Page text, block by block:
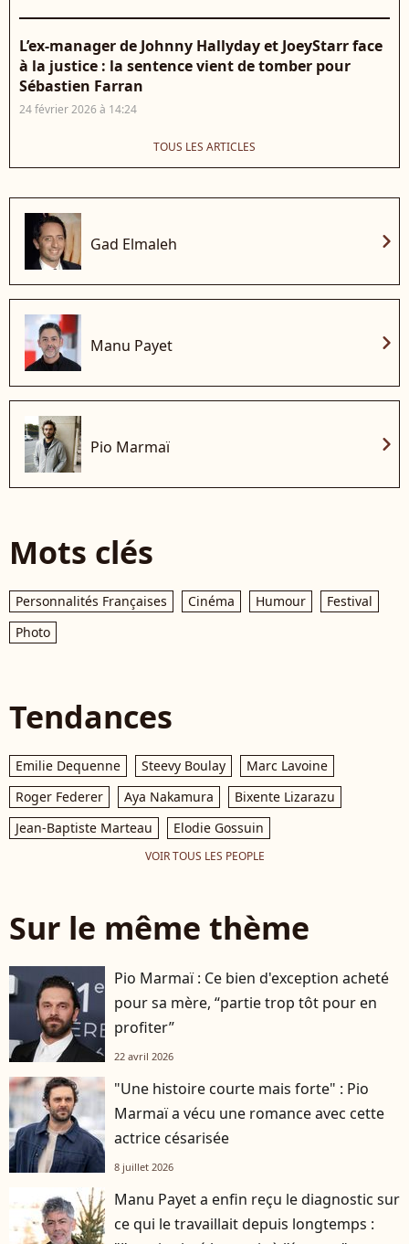
L’ex-manager de Johnny Hallyday et JoeyStarr face
à la justice : la sentence vient de tomber pour
Sébastien Farran
24 février 2026 à 14:24
TOUS LES ARTICLES
Gad Elmaleh chevron_right
Manu Payet chevron_right
Pio Marmaï chevron_right
Mots clés
Personnalités Françaises Cinéma Humour
Festival
Photo
Tendances
Emilie Dequenne Steevy Boulay
Marc Lavoine
Roger Federer
Aya Nakamura
Bixente Lizarazu
Jean-Baptiste Marteau
Elodie Gossuin
VOIR TOUS LES PEOPLE
Sur le même thème
Pio Marmaï : Ce bien d'exception acheté
pour sa mère, “partie trop tôt pour en
profiter”
22 avril 2026
"Une histoire courte mais forte" : Pio
Marmaï a vécu une romance avec cette
actrice césarisée
8 juillet 2026
Manu Payet a enfin reçu le diagnostic sur
ce qui le travaillait depuis longtemps :